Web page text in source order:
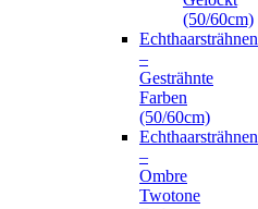
(50/60cm)
Echthaarsträhnen
–
Gesträhnte
Farben
(50/60cm)
Echthaarsträhnen
–
Ombre
Twotone